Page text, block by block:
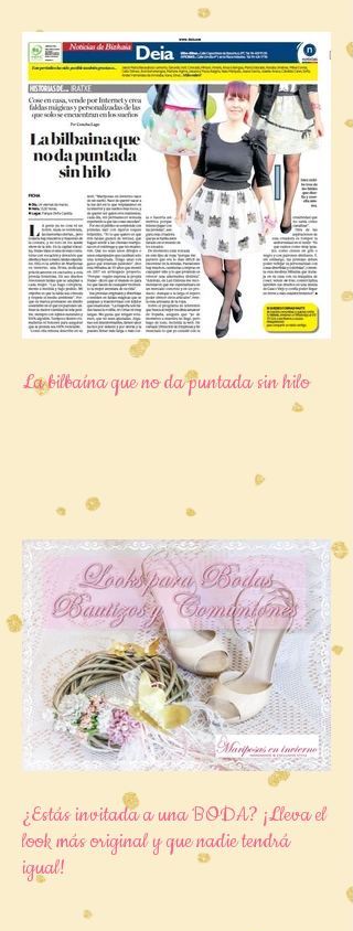
La bilbaína que no da puntada sin hilo
¿Estás invitada a una BODA? ¡Lleva el
look más original y que nadie tendrá
igual!